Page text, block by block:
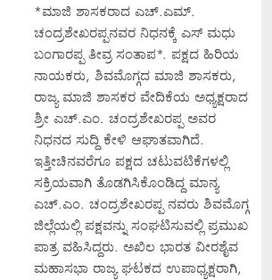
*ಮಾಜಿ ಶಾಸಕರಾದ ಎಚ್.ಎಮ್.
ಚಂದ್ರಶೇಖರಪ್ಪನವರ ನಿಧನಕ್ಕೆ ಎಸ್ ಮಧು
ಬಂಗಾರಪ್ಪ ತೀವ್ರ ಸಂತಾಪ*. ಪಕ್ಷದ ಹಿರಿಯ
ನಾಯಕರು, ಶಿವಮೊಗ್ಗದ ಮಾಜಿ ಶಾಸಕರು,
ರಾಜ್ಯ ಮಾಜಿ ಶಾಸಕರ ವೇದಿಕೆಯ ಅಧ್ಯಕ್ಷರಾದ
ಶ್ರೀ ಎಚ್‌.ಎಂ. ಚಂದ್ರಶೇಖರಪ್ಪ ಅವರ
ನಿಧನದ ಸುದ್ದಿ ಕೇಳಿ ಆಘಾತವಾಗಿದೆ.
ಇತ್ತೀಚಿನವರೆಗೂ ಪಕ್ಷದ ಚಟುವಟಿಕೆಗಳಲ್ಲಿ
ಸಕ್ರಿಯವಾಗಿ ತೊಡಗಿಸಿಕೊಂಡಿದ್ದ ಮಾನ್ಯ
ಎಚ್‌.ಎಂ. ಚಂದ್ರಶೇಖರಪ್ಪ ನವರು ಶಿವಮೊಗ್ಗ
ಜಿಲ್ಲೆಯಲ್ಲಿ ಪಕ್ಷವನ್ನು ಸಂಘಟಿಸುವಲ್ಲಿ ಪ್ರಮುಖ
ಪಾತ್ರ ವಹಿಸಿದ್ದರು. ಅಖಿಲ ಭಾರತ ವೀರಶೈವ
ಮಹಾಸಭಾ ರಾಜ್ಯ ಘಟಕದ ಉಪಾಧ್ಯಕ್ಷರಾಗಿ,